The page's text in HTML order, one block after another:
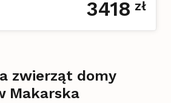
3418 zł
zwierząt domy
Makarska